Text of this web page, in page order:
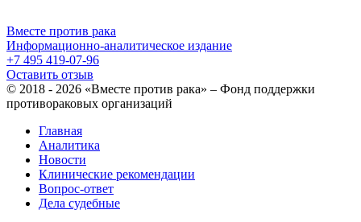
Вместе против рака
Информационно-аналитическое издание
+7 495 419-07-96
Оставить отзыв
© 2018 - 2026 «Вместе против рака» – Фонд поддержки
противораковых организаций
Главная
Аналитика
Новости
Клинические рекомендации
Вопрос-ответ
Дела судебные